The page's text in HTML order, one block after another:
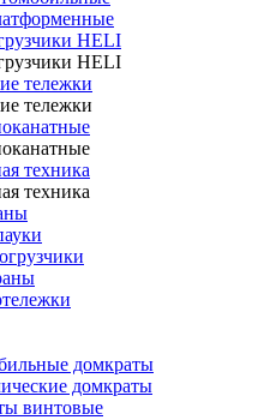
HELI
HELI
тележки
тележки
техника
техника
домкраты
домкраты
винтовые